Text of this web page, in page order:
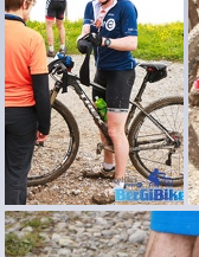
BerGiBike 2016 065